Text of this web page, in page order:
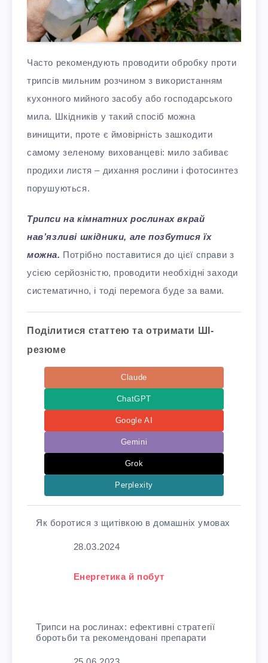
Часто рекомендують проводити обробку проти
трипсів мильним розчином з використанням
кухонного мийного засобу або господарського
мила. Шкідників у такий спосіб можна
винищити, проте є ймовірність зашкодити
самому зеленому вихованцеві: мило забиває
продихи листя – дихання рослини і фотосинтез
порушуються.
Трипси на кімнатних рослинах вкрай
нав’язливі шкідники, алепозбутися їх
можна. Потрібно поставитися до цієї справи з
усією серйозністю, проводити необхідні заходи
систематично, і тоді перемога буде за вами.
Поділитися статтею та отримати ШІ-
резюме
Claude
ChatGPT
Google AI
Gemini
Grok
Perplexity
Як боротися з щитівкою в домашніх умовах
28.03.2024
У зв'язку з тим, що
Енергетика й побут
Трипси на рослинах: ефективні стратегії
боротьби та рекомендовані препарати